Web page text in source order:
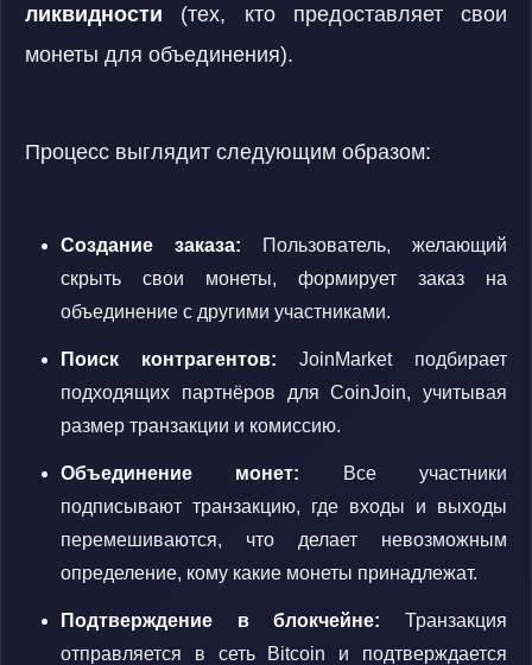
ликвидности (тех, кто предоставляет свои
монеты для объединения).
Процесс выглядит следующим образом:
Создание заказа: Пользователь, желающий
скрыть свои монеты, формирует заказ на
объединение с другими участниками.
Поиск контрагентов: JoinMarket подбирает
подходящих партнёров для CoinJoin, учитывая
размер транзакции и комиссию.
Объединение монет: Все участники
подписывают транзакцию, где входы и выходы
перемешиваются, что делает невозможным
определение, кому какие монеты принадлежат.
Подтверждение в блокчейне: Транзакция
отправляется в сеть Bitcoin и подтверждается